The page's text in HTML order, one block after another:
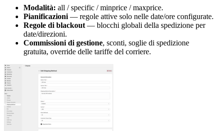
Modalità: all / specific / minprice / maxprice.
Pianificazioni — regole attive solo nelle date/ore configurate.
Regole di blackout — blocchi globali della spedizione per
date/direzioni.
Commissioni di gestione, sconti, soglie di spedizione
gratuita, override delle tariffe del corriere.